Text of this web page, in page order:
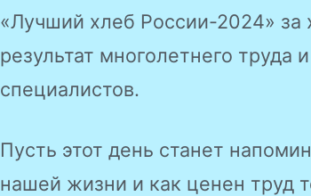
«Лучший хлеб России-2024» за
результат многолетнего
специалистов.
Пусть этот день станет
нашей жизни и как ценен труд